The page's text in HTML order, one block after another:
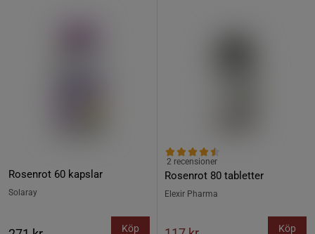
Rosenrot 60 kapslar
Solaray
Köp
Rosenrot 80 tabletter
2 recensioner
Elexir Pharma
Köp